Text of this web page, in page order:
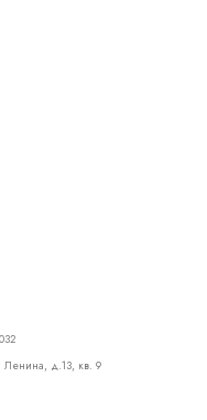
Ленина, д.13, кв. 9